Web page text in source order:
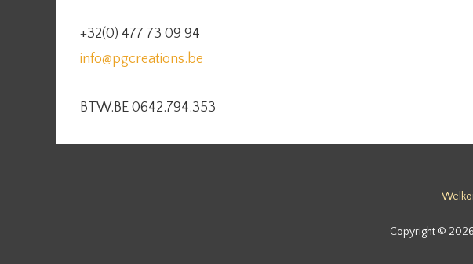
+32(0) 477 73 09 94
info@pgcreations.be
BTW.BE 0642.794.353
Copyright © 2026